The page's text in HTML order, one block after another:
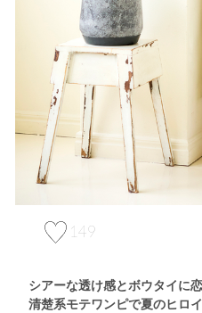
149
シアーな透け感とボウタイに
清楚系モテワンピで夏のヒロ